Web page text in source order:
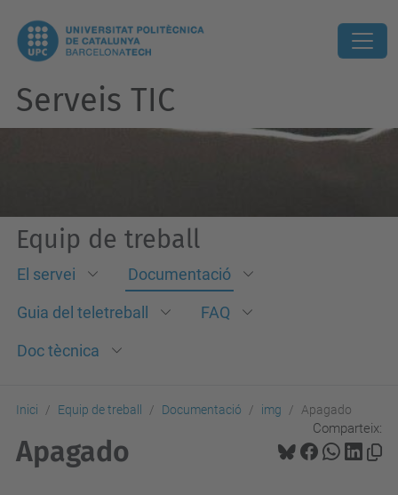
Serveis TIC
Equip de treball
El servei Documentació
Guia del teletreball FAQ
Doc tècnica
Inici Equip de treball Documentació img Apagado
Comparteix:
Apagado